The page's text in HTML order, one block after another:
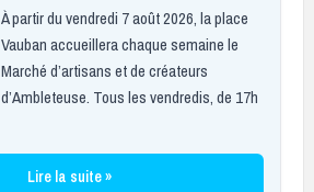
À partir du vendredi 7 août 2026, la place
Vauban accueillera chaque semaine le
Marché d’artisans et de créateurs
d’Ambleteuse. Tous les vendredis, de 17h
Lire la suite »